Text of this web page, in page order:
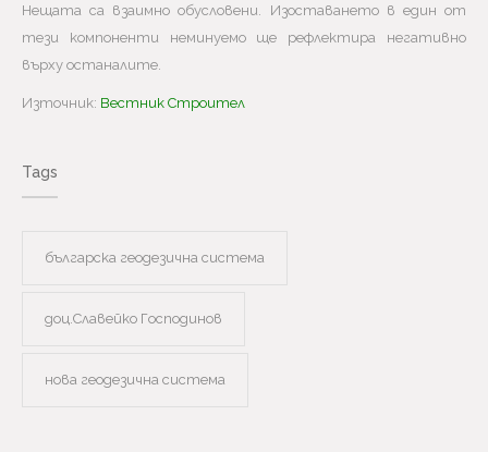
Нещата са взаимно обусловени. Изоставането в един от
тези компоненти неминуемо ще рефлектира негативно
върху останалите.
Източник: Вестник Строител
Tags
българска геодезична система
доц.Славейко Господинов
нова геодезична система